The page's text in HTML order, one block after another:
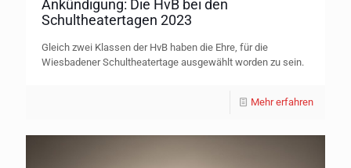
Ankündigung: Die HvB bei den
Schultheatertagen 2023
Gleich zwei Klassen der HvB haben die Ehre, für die
Wiesbadener Schultheatertage ausgewählt worden zu sein.
Mehr erfahren